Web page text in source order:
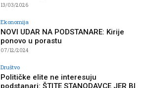
13/03/2026
Ekonomija
NOVI UDAR NA PODSTANARE: Kirije
ponovo u porastu
07/12/2024
Društvo
Političke elite ne interesuju
podstanari: ŠTITE STANODAVCE JER BI